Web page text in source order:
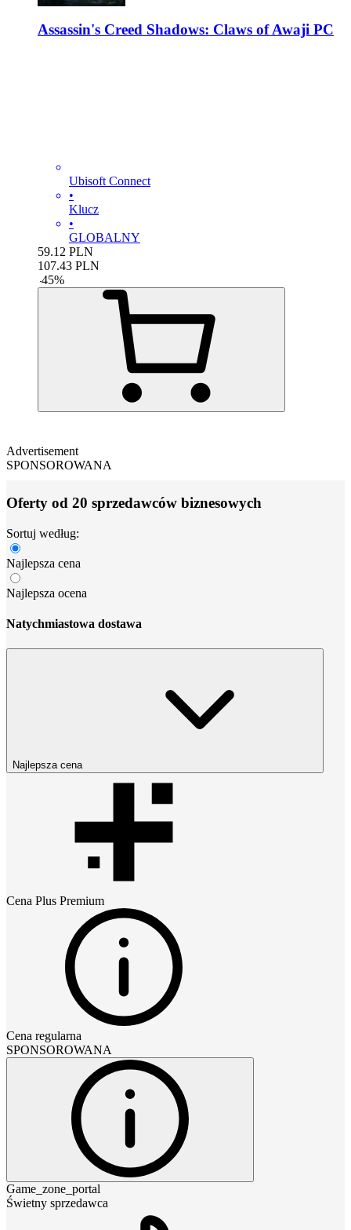
Assassin's Creed Shadows: Claws of Awaji PC
Ubisoft Connect
•
Klucz
•
GLOBALNY
59.12 PLN
107.43 PLN
-45%
Advertisement
SPONSOROWANA
Oferty od 20 sprzedawców biznesowych
Sortuj według:
Najlepsza cena
Najlepsza ocena
Natychmiastowa dostawa
Najlepsza cena
Cena Plus Premium
Cena regularna
SPONSOROWANA
Game_zone_portal
Świetny sprzedawca